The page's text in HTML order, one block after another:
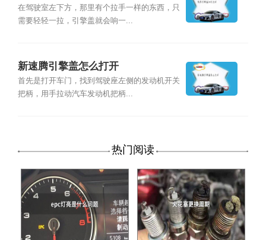
在驾驶室左下方，那里有个拉手一样的东西，只
需要轻轻一拉，引擎盖就会响一...
新速腾引擎盖怎么打开
首先是打开车门，找到驾驶座左侧的发动机开关
把柄，用手拉动汽车发动机把柄...
热门阅读